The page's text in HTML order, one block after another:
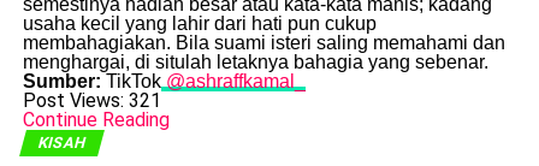
semestinya hadiah besar atau kata-kata manis; kadang
usaha kecil yang lahir dari hati pun cukup
membahagiakan. Bila suami isteri saling memahami dan
menghargai, di situlah letaknya bahagia yang sebenar.
Sumber: TikTok@ashraffkamal_
Post Views: 321
Continue Reading
KISAH